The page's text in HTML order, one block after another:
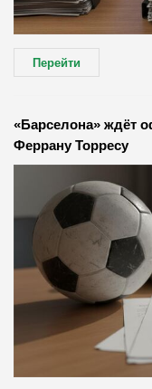
Перейти
«Барселона» ждёт
Феррану Торресу